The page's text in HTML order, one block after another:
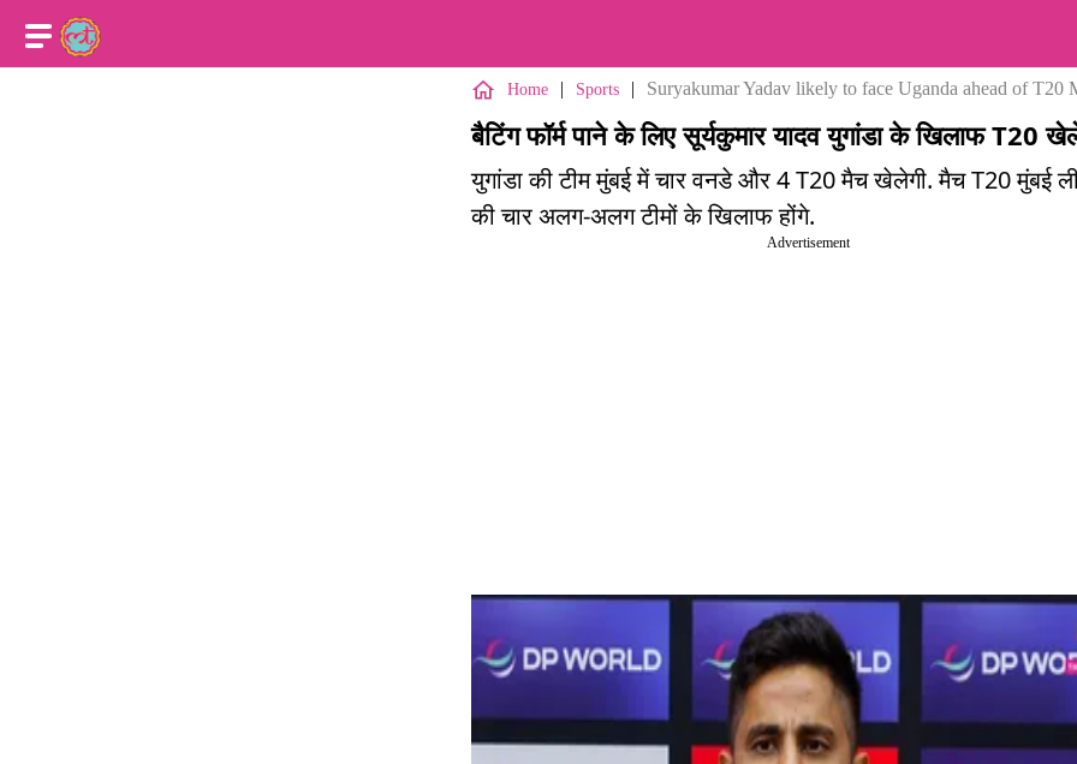
Home | Sports | Suryakumar Yadav likely to face Uganda ahead of T20
बैटिंग फॉर्म पाने के लिए सूर्यकुमार यादव युगांडा के खिलाफ T20
युगांडा की टीम मुंबई में चार वनडे और 4 T20 मैच खेलेगी. मैच T20 मुंबई
की चार अलग-अलग टीमों के खिलाफ होंगे.
Advertisement